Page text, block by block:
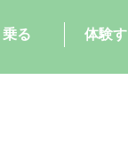
乗る 体験